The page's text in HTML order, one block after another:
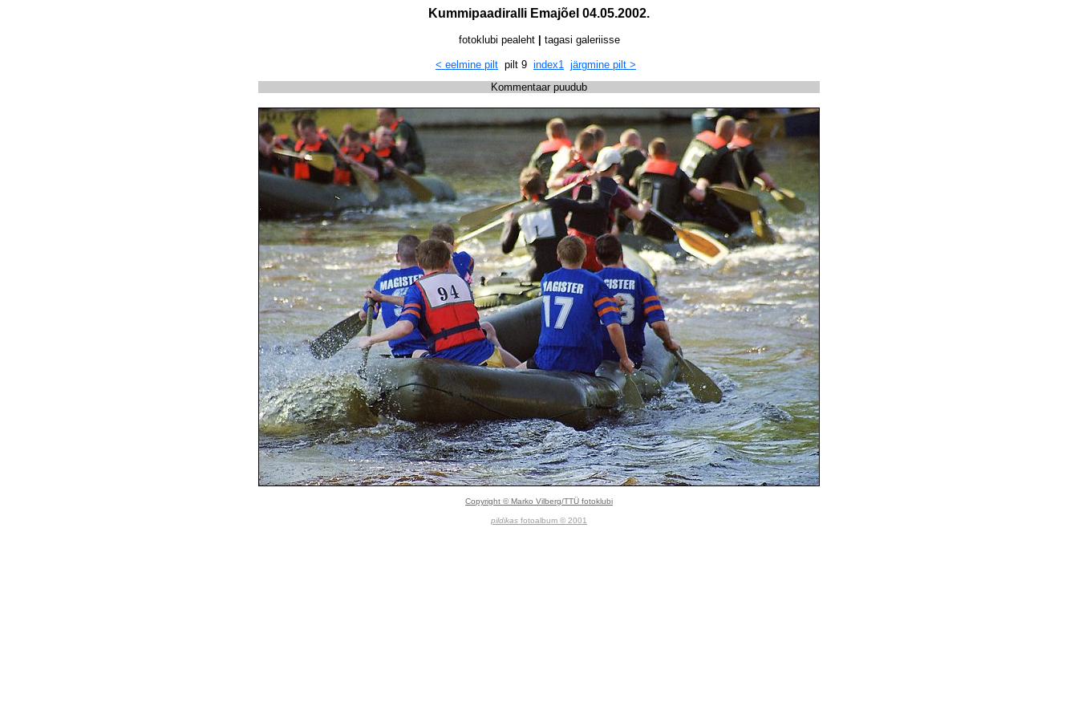
Kummipaadiralli Emajõel 04.05.2002.
fotoklubi pealeht tagasi galeriisse
< eelmine pilt pilt 9 index1 järgmine pilt >
Kommentaar puudub
Copyright © Marko Vilberg/TTÜ fotoklubi
pildikas fotoalbum © 2001